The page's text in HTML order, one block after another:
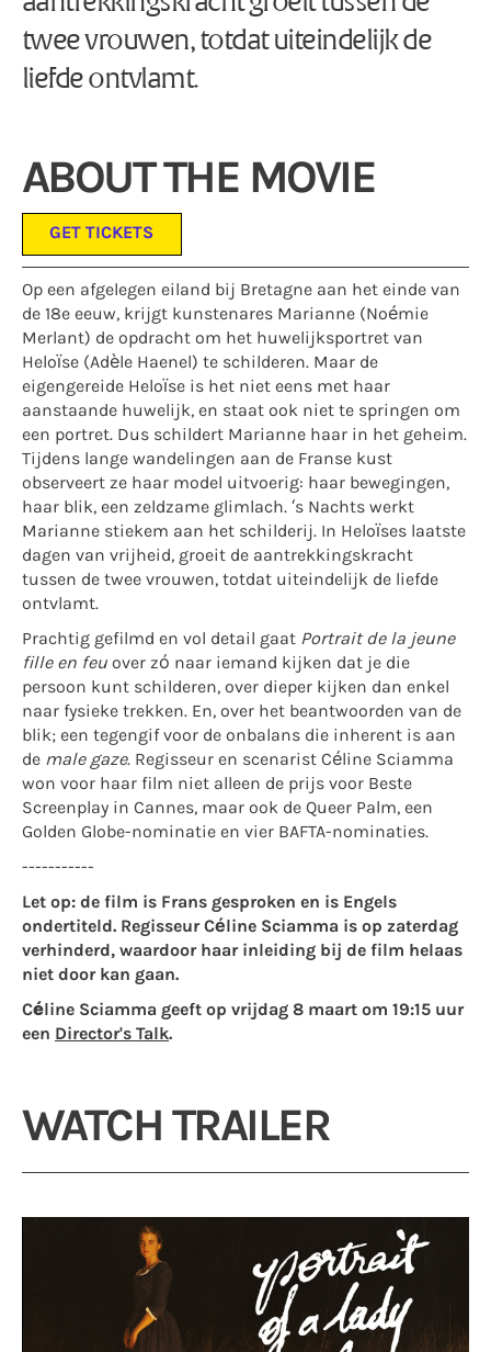
twee vrouwen, totdat uiteindelijk de
liefde ontvlamt.
ABOUT THE MOVIE
GET TICKETS
Op een afgelegen eiland bij Bretagne aan het einde van
de 18e eeuw, krijgt kunstenares Marianne (Noémie
Merlant) de opdracht om het huwelijksportret van
Heloïse (Adèle Haenel) te schilderen. Maar de
eigengereide Heloïse is het niet eens met haar
aanstaande huwelijk, en staat ook niet te springen om
een portret. Dus schildert Marianne haar in het geheim.
Tijdens lange wandelingen aan de Franse kust
observeert ze haar model uitvoerig: haar bewegingen,
haar blik, een zeldzame glimlach. ‘s Nachts werkt
Marianne stiekem aan het schilderij. In Heloïses laatste
dagen van vrijheid, groeit de aantrekkingskracht
tussen de twee vrouwen, totdat uiteindelijk de liefde
ontvlamt.
Prachtig gefilmd en vol detail gaat Portrait de la jeune
fille en feu over zó naar iemand kijken dat je die
persoon kunt schilderen, over dieper kijken dan enkel
naar fysieke trekken. En, over het beantwoorden van de
blik; een tegengif voor de onbalans die inherent is aan
de male gaze. Regisseur en scenarist Céline Sciamma
won voor haar film niet alleen de prijs voor Beste
Screenplay in Cannes, maar ook de Queer Palm, een
Golden Globe-nominatie en vier BAFTA-nominaties.
-----------
Let op: de film is Frans gesproken en is Engels
ondertiteld. Regisseur Céline Sciamma is op zaterdag
verhinderd, waardoor haar inleiding bij de film helaas
niet door kan gaan.
Céline Sciamma geeft op vrijdag 8 maart om 19:15 uur
een Director's Talk.
WATCH TRAILER